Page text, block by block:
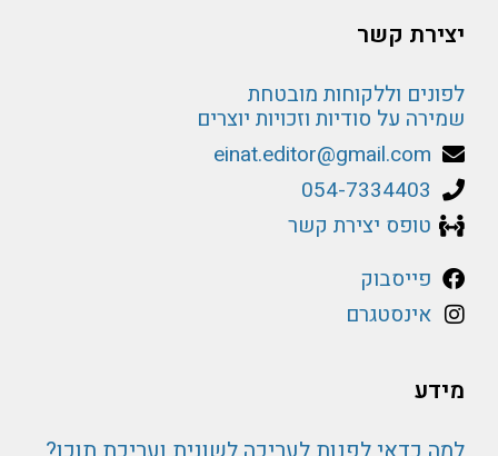
מידע
יצירת קשר
לפונים וללקוחות מובטחת
שמירה על סודיות וזכויות יוצרים
einat.editor@gmail.com
054-7334403
טופס יצירת קשר
פייסבוק
אינסטגרם